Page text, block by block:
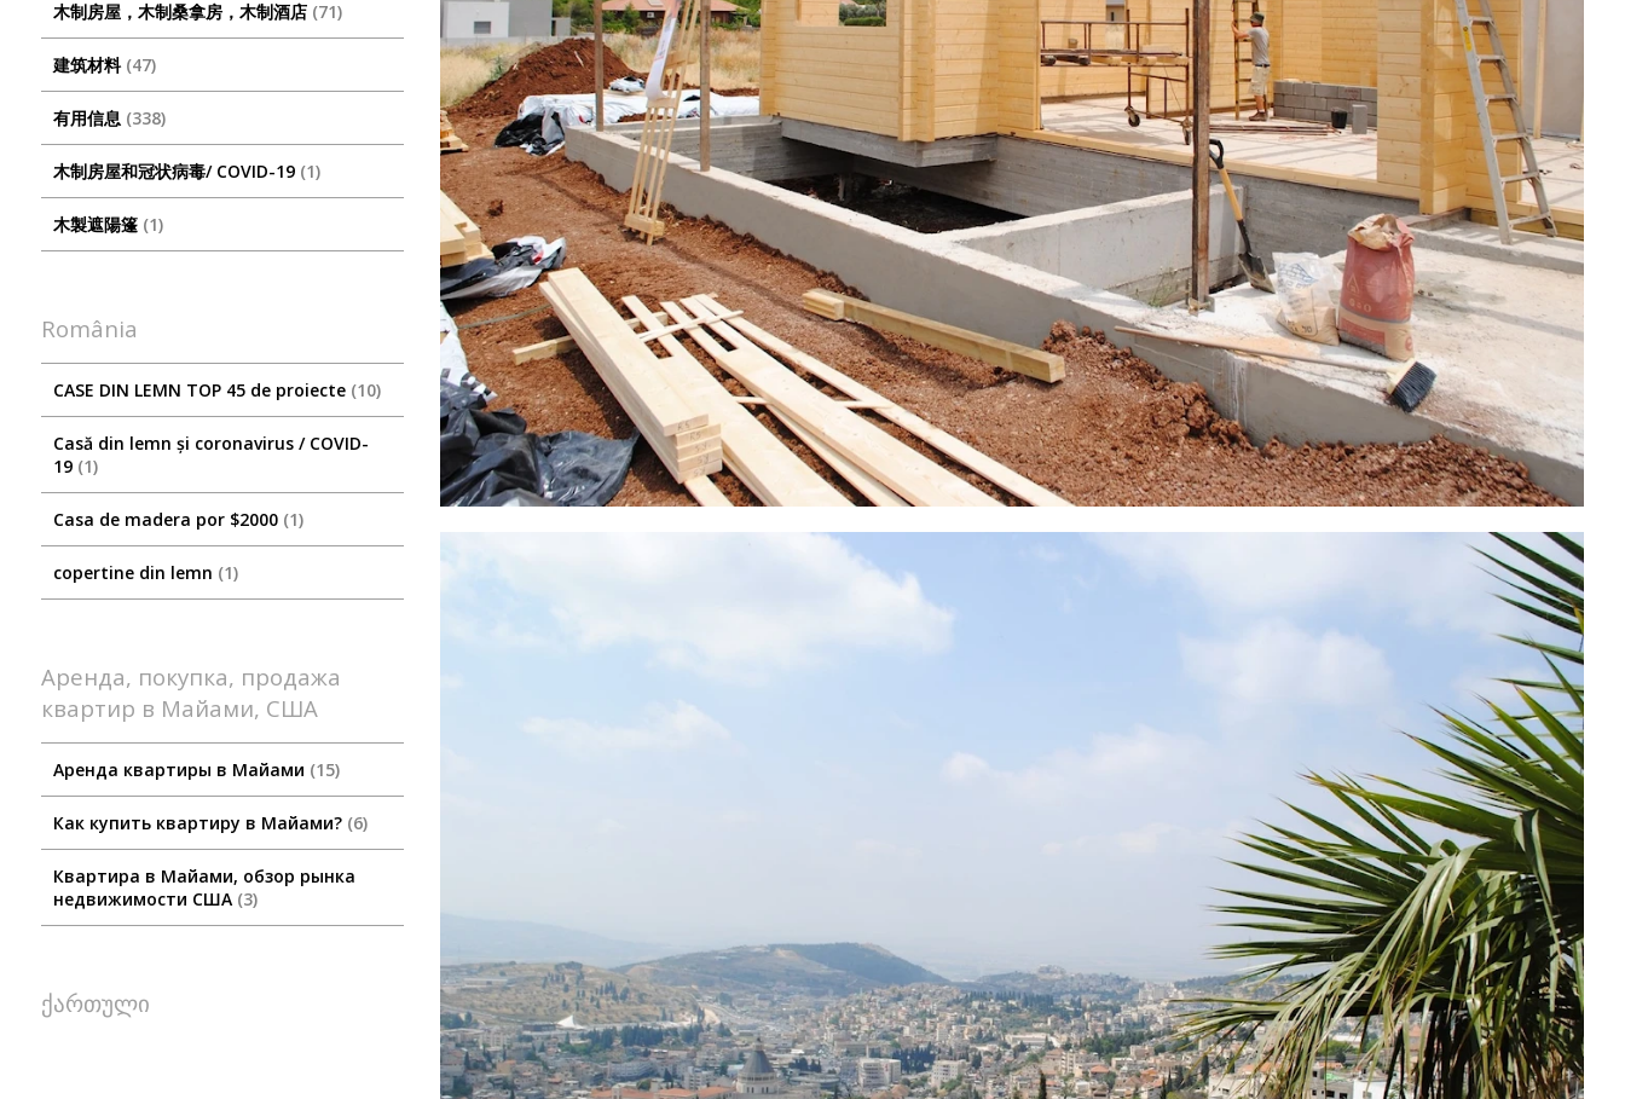
木制房屋，木制桑拿房，木制酒店 71
建筑材料 47
有用信息 338
木制房屋和冠状病毒/ COVID-19 1
木製遮陽篷 1
România
CASE DIN LEMN TOP 45 de proiecte 10
Casă din lemn și coronavirus / COVID-
19 1
Casa de madera por $2000 1
copertine din lemn 1
Аренда, покупка, продажа
квартир в Майами, США
Аренда квартиры в Майами 15
Как купить квартиру в Майами? 6
Квартира в Майами, обзор рынка
недвижимости США 3
ქართული